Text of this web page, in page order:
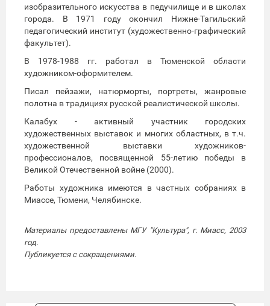
изобразительного искусства в педучилище и в школах
города. В 1971 году окончил Нижне-Тагильский
педагогический институт (художественно-графический
факультет).
В 1978-1988 гг. работал в Тюменской области
художником-оформителем.
Писал пейзажи, натюрморты, портреты, жанровые
полотна в традициях русской реалистической школы.
Калабух - активный участник городских
художественных выставок и многих областных, в т.ч.
художественной выставки художников-
профессионалов, посвященной 55-летию победы в
Великой Отечественной войне (2000).
Работы художника имеются в частных собраниях в
Миассе, Тюмени, Челябинске.
Материалы предоставлены МГУ "Культура", г. Миасс, 2003
год.
Публикуется с сокращениями.